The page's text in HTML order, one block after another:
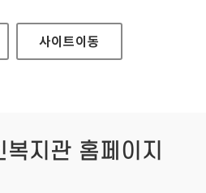
산운용사이트이동
복지관 홈페이지